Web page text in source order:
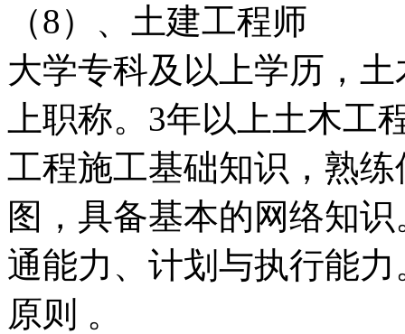
（8）、土建工程师
大学专科及以上学历，
上职称。3年以上土木
工程施工基础知识，熟
图，具备基本的网络知
通能力、计划与执行能
原则 。